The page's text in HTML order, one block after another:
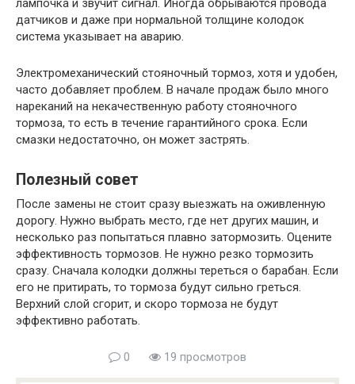
лампочка и звучит сигнал. Иногда обрываются провода
датчиков и даже при нормальной толщине колодок
система указывает на аварию.
Электромеханический стояночный тормоз, хотя и удобен,
часто добавляет проблем. В начале продаж было много
нареканий на некачественную работу стояночного
тормоза, то есть в течение гарантийного срока. Если
смазки недостаточно, он может застрять.
Полезный совет
После замены не стоит сразу выезжать на оживленную
дорогу. Нужно выбрать место, где нет других машин, и
несколько раз попытаться плавно затормозить. Оцените
эффективность тормозов. Не нужно резко тормозить
сразу. Сначала колодки должны тереться о барабан. Если
его не притирать, то тормоза будут сильно греться.
Верхний слой сгорит, и скоро тормоза не будут
эффективно работать.
0 19 просмотров